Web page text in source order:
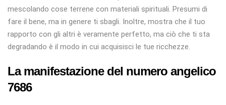
mescolando cose terrene con materiali spirituali. Presumi di
fare il bene, ma in genere ti sbagli. Inoltre, mostra che il tuo
rapporto con gli altri è veramente perfetto, ma ciò che ti sta
degradando è il modo in cui acquisisci le tue ricchezze.
La manifestazione del numero angelico
7686